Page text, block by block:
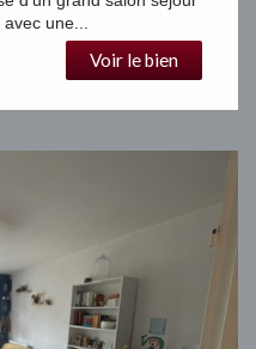
une...
Voir le bien